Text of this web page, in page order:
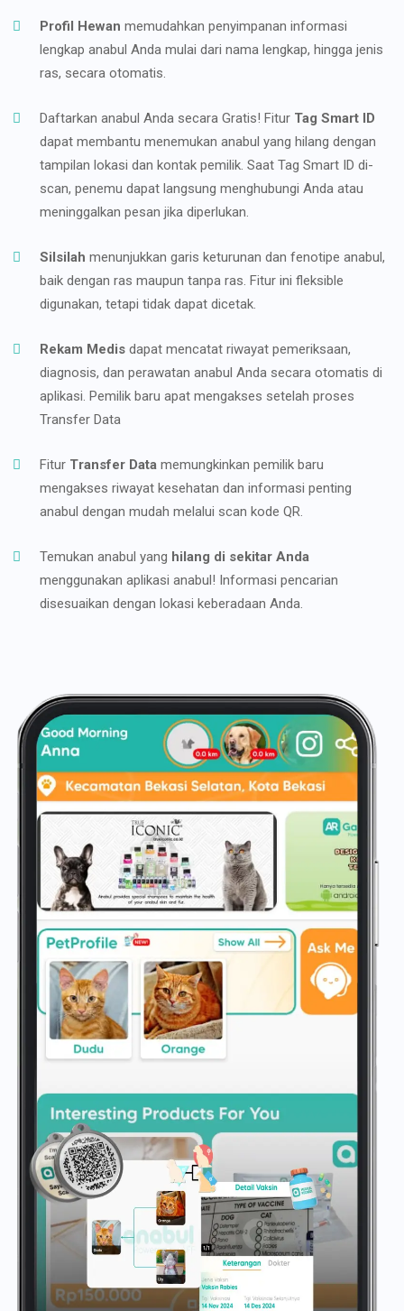
Profil Hewan memudahkan penyimpanan informasi
lengkap anabul Anda mulai dari nama lengkap, hingga jenis
ras, secara otomatis.
Daftarkan anabul Anda secara Gratis! Fitur Tag Smart ID
dapat membantu menemukan anabul yang hilang dengan
tampilan lokasi dan kontak pemilik. Saat Tag Smart ID di-
scan, penemu dapat langsung menghubungi Anda atau
meninggalkan pesan jika diperlukan.
Silsilah menunjukkan garis keturunan dan fenotipe anabul,
baik dengan ras maupun tanpa ras. Fitur ini fleksible
digunakan, tetapi tidak dapat dicetak.
Rekam Medis dapat mencatat riwayat pemeriksaan,
diagnosis, dan perawatan anabul Anda secara otomatis di
aplikasi. Pemilik baru apat mengakses setelah proses
Transfer Data
Fitur Transfer Data memungkinkan pemilik baru
mengakses riwayat kesehatan dan informasi penting
anabul dengan mudah melalui scan kode QR.
Temukan anabul yang hilang di sekitar Anda
menggunakan aplikasi anabul! Informasi pencarian
disesuaikan dengan lokasi keberadaan Anda.